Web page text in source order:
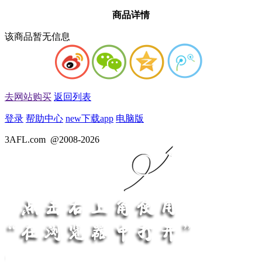
商品详情
该商品暂无信息
去网站购买 返回列表
登录 帮助中心 new下载app 电脑版
3AFL.com @2008-2026